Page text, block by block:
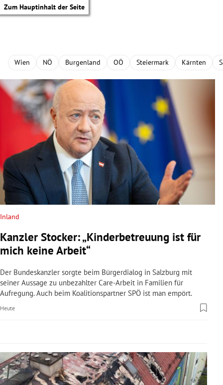
Zum Hauptinhalt der Seite
Untermenü
Untermenü
Untermenü
Untermenü
Untermenü
Untermenü
Wien NÖ Burgenland OÖ Steiermark Kärnten
Inland
Kanzler Stocker: „Kinderbetreuung ist für
mich keine Arbeit“
Der Bundeskanzler sorgte beim Bürgerdialog in Salzburg mit
seiner Aussage zu unbezahlter Care-Arbeit in Familien für
Aufregung. Auch beim Koalitionspartner SPÖ ist man empört.
Heute